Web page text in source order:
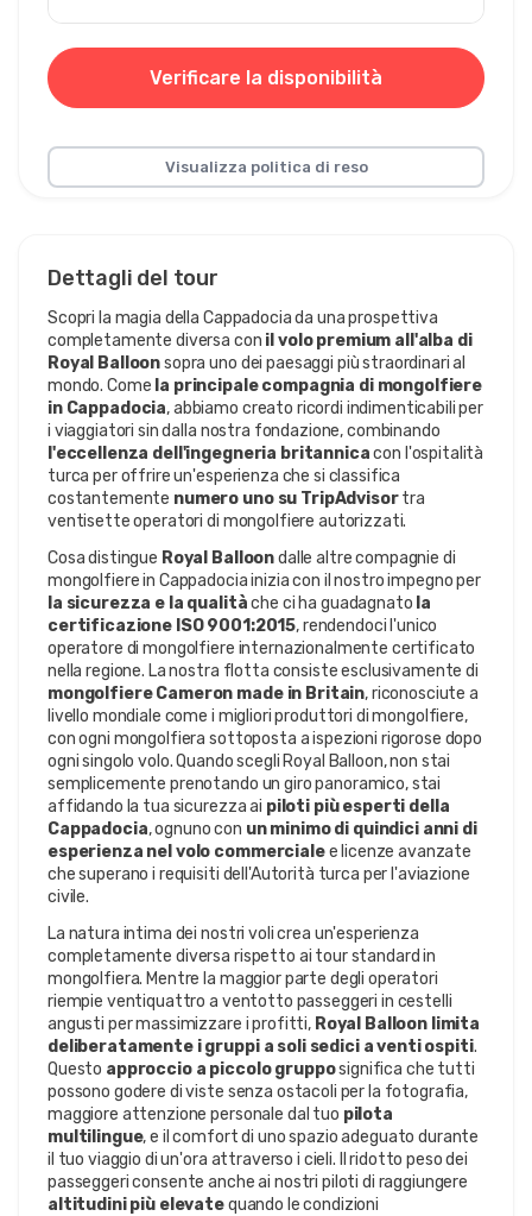
Verificare la disponibilità
Visualizza politica di reso
Dettagli del tour
Scopri la magia della Cappadocia da una prospettiva
completamente diversa con il volo premium all'alba di
Royal Balloon sopra uno dei paesaggi più straordinari al
mondo. Come la principale compagnia di mongolfiere
in Cappadocia, abbiamo creato ricordi indimenticabili per
l'eccellenza dell'ingegneria britannica con l'ospitalità
turca per offrire un'esperienza che si classifica
costantemente numero uno su TripAdvisor tra
ventisette operatori di mongolfiere autorizzati.
Cosa distingue Royal Balloon dalle altre compagnie di
mongolfiere in Cappadocia inizia con il nostro impegno per
la sicurezza e la qualità che ci ha guadagnato la
certificazione ISO 9001:2015, rendendoci l'unico
operatore di mongolfiere internazionalmente certificato
mongolfiere Cameron made in Britain, riconosciute a
livello mondiale come i migliori produttori di mongolfiere,
con ogni mongolfiera sottoposta a ispezioni rigorose dopo
ogni singolo volo. Quando scegli Royal Balloon, non stai
semplicemente prenotando un giro panoramico, stai
affidando la tua sicurezza ai piloti più esperti della
Cappadocia, ognuno con un minimo di quindici anni di
esperienza nel volo commerciale e licenze avanzate
che superano i requisiti dell'Autorità turca per l'aviazione
civile.
La natura intima dei nostri voli crea un'esperienza
completamente diversa rispetto ai tour standard in
mongolfiera. Mentre la maggior parte degli operatori
riempie ventiquattro a ventotto passeggeri in cestelli
angusti per massimizzare i profitti, Royal Balloon limita
deliberatamente i gruppi a soli sedici a venti ospiti.
Questo approccio a piccolo gruppo significa che tutti
possono godere di viste senza ostacoli per la fotografia,
maggiore attenzione personale dal tuo pilota
multilingue, e il comfort di uno spazio adeguato durante
il tuo viaggio di un'ora attraverso i cieli. Il ridotto peso dei
altitudini più elevate quando le condizioni